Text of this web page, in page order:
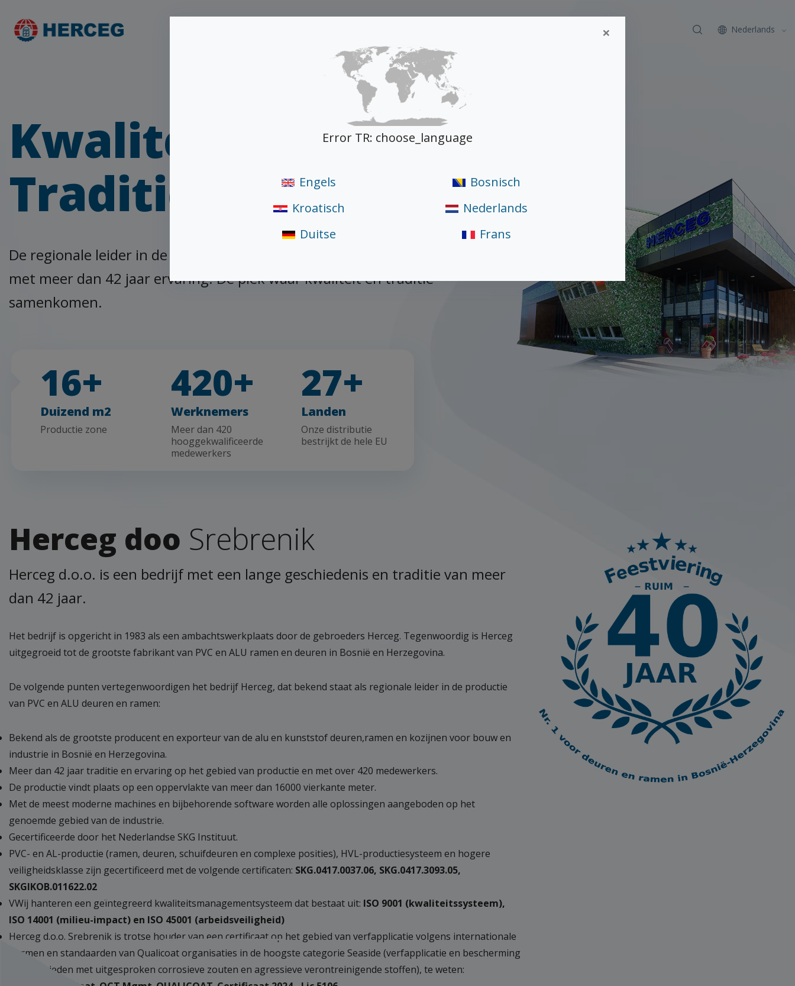
x Nederlands
Kwaliteit
Traditie
De regionale leider in de productie van PVC en ALU deuren en ramen
met meer dan 42 jaar ervaring. De plek waar kwaliteit en traditie
samenkomen.
16+
Duizend m2
Productie zone
420+
Werknemers
Meer dan 420
hooggekwalificeerde
medewerkers
27+
Landen
Onze distributie
bestrijkt de hele EU
Herceg doo Srebrenik
Herceg d.o.o. is een bedrijf met een lange geschiedenis en traditie van meer
dan 42 jaar.
Het bedrijf is opgericht in 1983 als een ambachtswerkplaats door de gebroeders Herceg. Tegenwoordig is Herceg
uitgegroeid tot de grootste fabrikant van PVC en ALU ramen en deuren in Bosnië en Herzegovina.
De volgende punten vertegenwoordigen het bedrijf Herceg, dat bekend staat als regionale leider in de productie
van PVC en ALU deuren en ramen:
Bekend als de grootste producent en exporteur van de alu en kunststof deuren,ramen en kozijnen voor bouw en
industrie in Bosnië en Herzegovina.
Meer dan 42 jaar traditie en ervaring op het gebied van productie en met over 420 medewerkers.
De productie vindt plaats op een oppervlakte van meer dan 16000 vierkante meter.
Met de meest moderne machines en bijbehorende software worden alle oplossingen aangeboden op het
genoemde gebied van de industrie.
Gecertificeerde door het Nederlandse SKG Instituut.
PVC- en AL-productie (ramen, deuren, schuifdeuren en complexe posities), HVL-productiesysteem en hogere
veiligheidsklasse zijn gecertificeerd met de volgende certificaten: SKG.0417.0037.06, SKG.0417.3093.05,
SKGIKOB.011622.02
VWij hanteren een geïntegreerd kwaliteitsmanagementsysteem dat bestaat uit: ISO 9001 (kwaliteitssysteem),
ISO 14001 (milieu-impact) en ISO 45001 (arbeidsveiligheid)
Herceg d.o.o. Srebrenik is trotse houder van een certificaat op het gebied van verfapplicatie volgens internationale
normen en standaarden van Qualicoat organisaties in de hoogste categorie Seaside (verfapplicatie en bescherming
voor gebieden met uitgesproken corrosieve zouten en agressieve verontreinigende stoffen), te weten:
×
Error TR: choose_language
Engels
Kroatisch
Duitse
Bosnisch
Nederlands
Frans